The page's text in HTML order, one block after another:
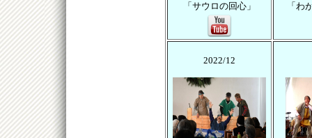
「サウロの回心」 「わ
2022/12